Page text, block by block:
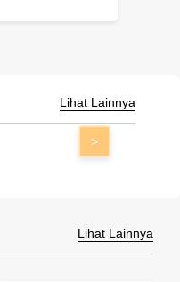
Lihat Lainnya
>
Lihat Lainnya